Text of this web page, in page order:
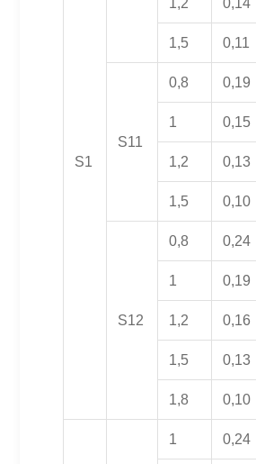
S1
1,2 0,14
1,5 0,11
S11
0,8 0,19
1 0,15
1,2 0,13
1,5 0,10
S12
0,8 0,24
1 0,19
1,2 0,16
1,5 0,13
1,8 0,10
1 0,24